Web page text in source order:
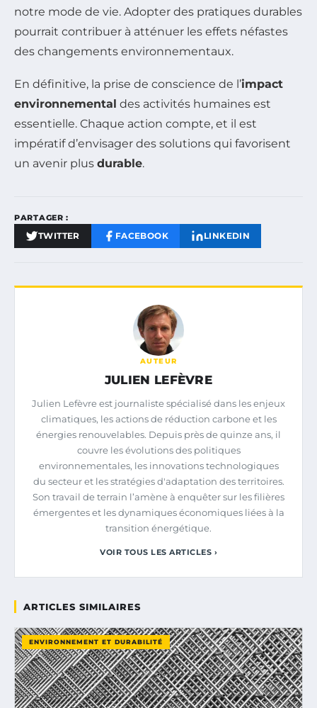
notre mode de vie. Adopter des pratiques durables
pourrait contribuer à atténuer les effets néfastes
des changements environnementaux.
En définitive, la prise de conscience de l’impact
environnemental des activités humaines est
essentielle. Chaque action compte, et il est
impératif d’envisager des solutions qui favorisent
un avenir plus durable.
PARTAGER :
TWITTER FACEBOOK LINKEDIN
AUTEUR
JULIEN LEFÈVRE
Julien Lefèvre est journaliste spécialisé dans les enjeux
climatiques, les actions de réduction carbone et les
énergies renouvelables. Depuis près de quinze ans, il
couvre les évolutions des politiques
environnementales, les innovations technologiques
du secteur et les stratégies d'adaptation des territoires.
Son travail de terrain l’amène à enquêter sur les filières
émergentes et les dynamiques économiques liées à la
transition énergétique.
VOIR TOUS LES ARTICLES ›
ARTICLES SIMILAIRES
ENVIRONNEMENT ET DURABILITÉ